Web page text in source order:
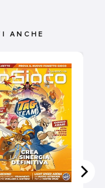
ANCHE